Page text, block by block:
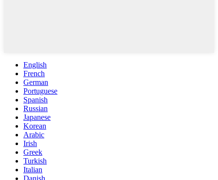
English
French
German
Portuguese
Spanish
Russian
Japanese
Korean
Arabic
Irish
Greek
Turkish
Italian
Danish